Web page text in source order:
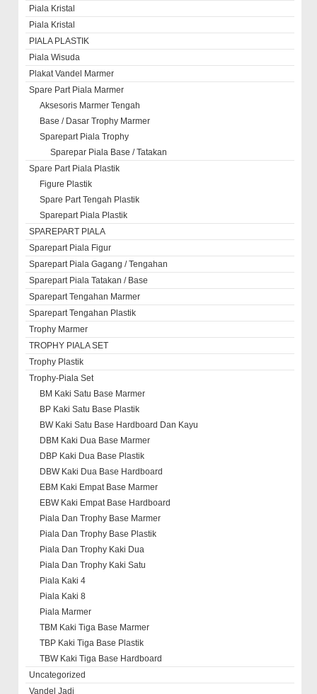
Piala Kristal
Piala Kristal
PIALA PLASTIK
Piala Wisuda
Plakat Vandel Marmer
Spare Part Piala Marmer
Aksesoris Marmer Tengah
Base / Dasar Trophy Marmer
Sparepart Piala Trophy
Sparepar Piala Base / Tatakan
Spare Part Piala Plastik
Figure Plastik
Spare Part Tengah Plastik
Sparepart Piala Plastik
SPAREPART PIALA
Sparepart Piala Figur
Sparepart Piala Gagang / Tengahan
Sparepart Piala Tatakan / Base
Sparepart Tengahan Marmer
Sparepart Tengahan Plastik
Trophy Marmer
TROPHY PIALA SET
Trophy Plastik
Trophy-Piala Set
BM Kaki Satu Base Marmer
BP Kaki Satu Base Plastik
BW Kaki Satu Base Hardboard Dan Kayu
DBM Kaki Dua Base Marmer
DBP Kaki Dua Base Plastik
DBW Kaki Dua Base Hardboard
EBM Kaki Empat Base Marmer
EBW Kaki Empat Base Hardboard
Piala Dan Trophy Base Marmer
Piala Dan Trophy Base Plastik
Piala Dan Trophy Kaki Dua
Piala Dan Trophy Kaki Satu
Piala Kaki 4
Piala Kaki 8
Piala Marmer
TBM Kaki Tiga Base Marmer
TBP Kaki Tiga Base Plastik
TBW Kaki Tiga Base Hardboard
Uncategorized
Vandel Jadi